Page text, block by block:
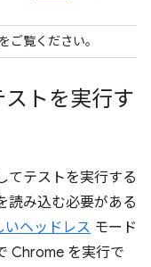
をご覧ください。
トを実行す
てテストを実行する
読み込む必要がある
いヘッドレス モード
Chrome を実行で